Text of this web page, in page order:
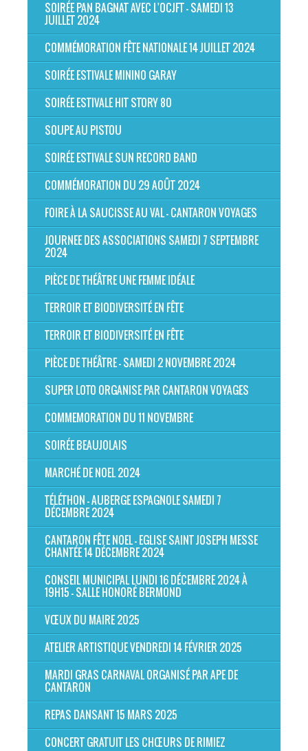
SOIRÉE PAN BAGNAT AVEC L'OCJFT - SAMEDI 13
JUILLET 2024
COMMÉMORATION FÊTE NATIONALE 14 JUILLET 2024
SOIRÉE ESTIVALE MININO GARAY
SOIRÉE ESTIVALE HIT STORY 80
SOUPE AU PISTOU
SOIRÉE ESTIVALE SUN RECORD BAND
COMMÉMORATION DU 29 AOÛT 2024
FOIRE À LA SAUCISSE AU VAL - CANTARON VOYAGES
JOURNEE DES ASSOCIATIONS SAMEDI 7 SEPTEMBRE
2024
PIÈCE DE THÉÂTRE UNE FEMME IDÉALE
TERROIR ET BIODIVERSITÉ EN FÊTE
TERROIR ET BIODIVERSITÉ EN FÊTE
PIÈCE DE THÉÂTRE - SAMEDI 2 NOVEMBRE 2024
SUPER LOTO ORGANISE PAR CANTARON VOYAGES
COMMEMORATION DU 11 NOVEMBRE
SOIRÉE BEAUJOLAIS
MARCHÉ DE NOEL 2024
TÉLÉTHON - AUBERGE ESPAGNOLE SAMEDI 7
DÉCEMBRE 2024
CANTARON FÊTE NOEL - EGLISE SAINT JOSEPH MESSE
CHANTÉE 14 DÉCEMBRE 2024
CONSEIL MUNICIPAL LUNDI 16 DÉCEMBRE 2024 À
19H15 - SALLE HONORÉ BERMOND
VŒUX DU MAIRE 2025
ATELIER ARTISTIQUE VENDREDI 14 FÉVRIER 2025
MARDI GRAS CARNAVAL ORGANISÉ PAR APE DE
CANTARON
REPAS DANSANT 15 MARS 2025
CONCERT GRATUIT LES CHŒURS DE RIMIEZ